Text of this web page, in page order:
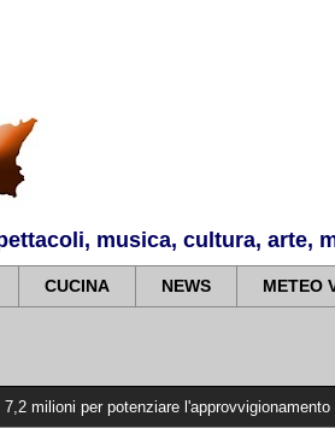
musica, cultura, arte,
CUCINA NEWS METEO
l'approvvigionamento idrico